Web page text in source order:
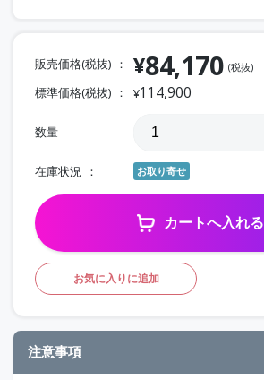
販売価格(税抜) ¥84,170 (税抜)
標準価格(税抜) ¥114,900
数量
在庫状況 お取り寄せ
カートへ入れる
お気に入りに追加
注意事項